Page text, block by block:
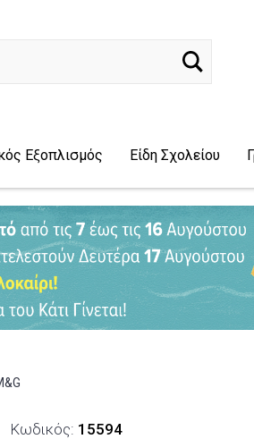
Εξοπλισμός Είδη Σχολείου
Κωδικός: 15594